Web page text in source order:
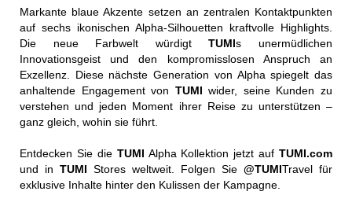
Markante blaue Akzente setzen an zentralen Kontaktpunkten
auf sechs ikonischen Alpha-Silhouetten kraftvolle Highlights.
Die neue Farbwelt würdigtTUMIs unermüdlichen
Innovationsgeist und den kompromisslosen Anspruch an
Exzellenz. Diese nächste Generation von Alpha spiegelt das
anhaltende Engagement von TUMI wider, seine Kunden zu
verstehen und jeden Moment ihrer Reise zu unterstützen –
ganz gleich, wohin sie führt.
Entdecken Sie die TUMI Alpha Kollektion jetzt auf TUMI.com
und in TUMI Stores weltweit. Folgen Sie @TUMITravel für
exklusive Inhalte hinter den Kulissen der Kampagne.